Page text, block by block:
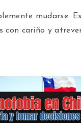
mudarse.
con cariño y